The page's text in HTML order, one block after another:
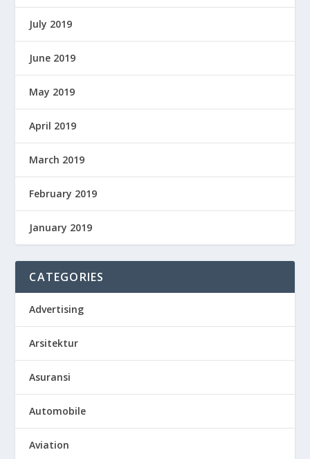
July 2019
June 2019
May 2019
April 2019
March 2019
February 2019
January 2019
CATEGORIES
Advertising
Arsitektur
Asuransi
Automobile
Aviation